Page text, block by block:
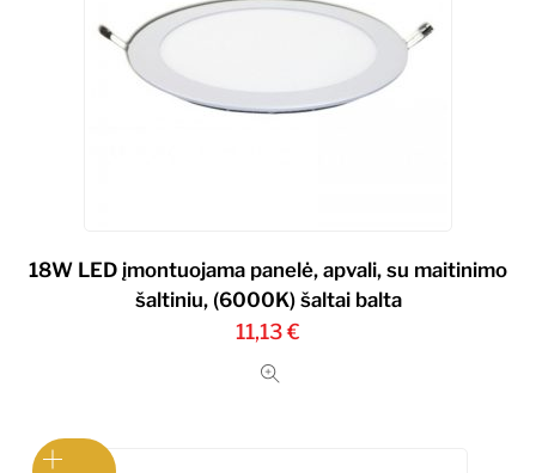
18W LED įmontuojama panelė, apvali, su maitinimo
šaltiniu, (6000K) šaltai balta
11,13€